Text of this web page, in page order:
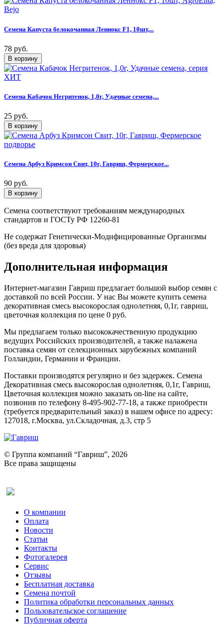
Семена Капуста белокочанная Леннокс F1, 10шт,...
78 руб.
Семена Кабачок Негритенок, 1,0г, Удачные семена,...
25 руб.
Семена Арбуз Кримсон Свит, 10г, Гавриш, Фермерское...
90 руб.
Семена соответствуют требованиям международных
стандартов и ГОСТу РФ 12260-81
Не содержат Генетически-Модифицированные Организмы
(без вреда для здоровья)
Дополнительная информация
Интернет-магазин Гавриш предлагает большой выбор семян с
доставкой по всей России. У нас Вы можете купить семена
декоративная смесь высокорослая однолетняя, 0,1г, гавриш,
цветочная коллекция по цене 0 руб.
Мы предлагаем только высококачественную продукцию
ведущих Российских производителей, а также налажена
поставка семян от селекционных зарубежных компаний
Голландии, Германии и Франции.
Поставки производятся регулярно и без задержек. Семена
Декоративная смесь высокорослая однолетняя, 0,1г, Гавриш,
Цветочная коллекция можно заказать on-line на сайте,
позвонив по телефону 8-495-902-77-18, а также приобрести
(требуется предварительный заказ) в нашем офисе по адресу:
127018, г.Москва, ул.Складочная, д.3, стр 5
© Группа компаний “Гавриш”, 2026
Все права защищены
О компании
Оплата
Новости
Статьи
Контакты
Фотогалерея​
Сервис
Отзывы
Бесплатная доставка
Семена почтой
Политика обработки персональных данных
Пользовательское соглашение
Публичная оферта